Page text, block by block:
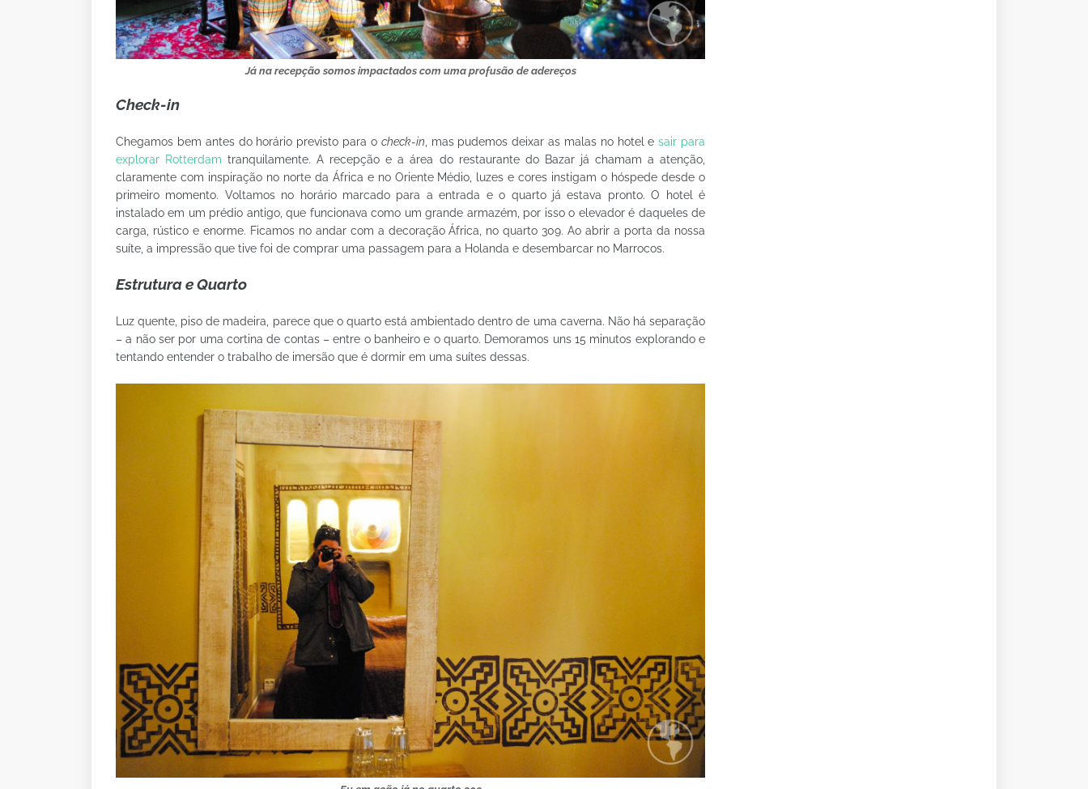
Já na recepção somos impactados com uma profusão de adereços
Check-in
Chegamos bem antes do horário previsto para o check-in , mas pudemos deixar as malas no hotel esair para
explorar Rotterdam tranquilamente. A recepção e a área do restaurante do Bazar já chamam a atenção,
claramente com inspiração no norte da África e no Oriente Médio, luzes e cores instigam o hóspede desde o
primeiro momento. Voltamos no horário marcado para a entrada e o quarto já estava pronto. O hotel é
instalado em um prédio antigo, que funcionava como um grande armazém, por isso o elevador é daqueles de
carga, rústico e enorme. Ficamos no andar com a decoração África, no quarto 309. Ao abrir a porta da nossa
suíte, a impressão que tive foi de comprar uma passagem para a Holanda e desembarcar no Marrocos.
Estrutura e Quarto
Luz quente, piso de madeira, parece que o quarto está ambientado dentro de uma caverna. Não há separação
– a não ser por uma cortina de contas – entre o banheiro e o quarto. Demoramos uns 15 minutos explorando e
tentando entender o trabalho de imersão que é dormir em uma suítes dessas.